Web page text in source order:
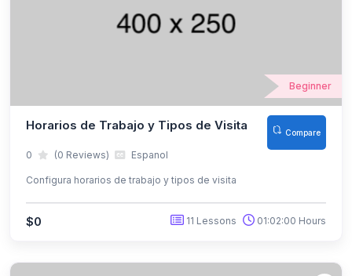
Beginner
Horarios de Trabajo y Tipos de Visita Compare
0 (0 Reviews) Espanol
Configura horarios de trabajo y tipos de visita
$0 11 Lessons 01:02:00 Hours